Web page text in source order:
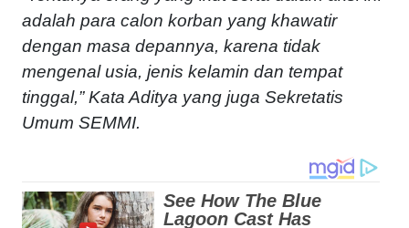
adalah para calon korban yang khawatir
dengan masa depannya, karena tidak
mengenal usia, jenis kelamin dan tempat
tinggal,” Kata Aditya yang juga Sekretatis
Umum SEMMI.